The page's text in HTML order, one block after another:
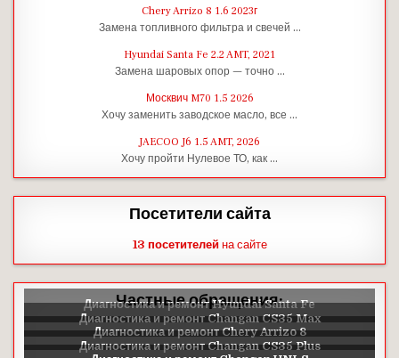
Chery Arrizo 8 1.6 2023г
Замена топливного фильтра и свечей …
Hyundai Santa Fe 2.2 AMT, 2021
Замена шаровых опор — точно …
Москвич M70 1.5 2026
Хочу заменить заводское масло, все …
JAECOO J6 1.5 AMT, 2026
Хочу пройти Нулевое ТО, как …
Посетители сайта
13 посетителейна сайте
Частные обращения: